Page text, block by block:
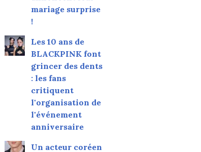
mariage surprise
!
Les 10 ans de
BLACKPINK font
grincer des dents
: les fans
critiquent
l'organisation de
l'événement
anniversaire
Un acteur coréen